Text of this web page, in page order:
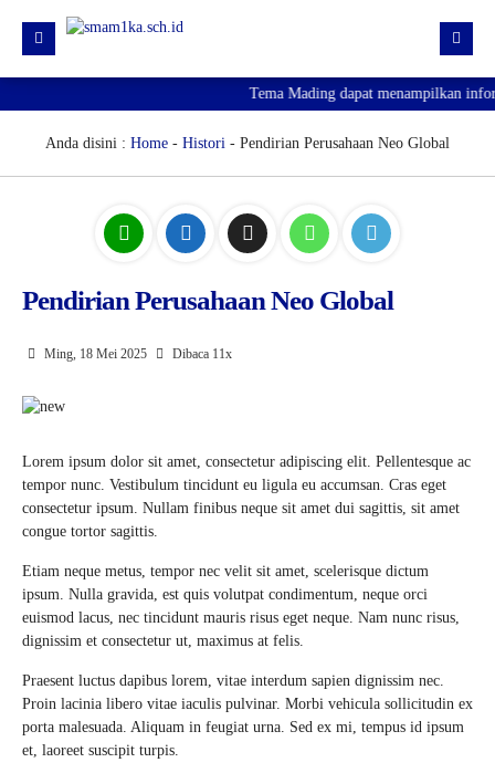
PROFIL
KURIKULUM
KESISWAAN
PJJ
PENGUMUMAN KELULUSAN
Tema Mading dapat menampilkan
Anda disini : Home - Histori - Pendirian Perusahaan Neo Global
Pendirian Perusahaan Neo Global
Ming, 18 Mei 2025 Dibaca 11x
Lorem ipsum dolor sit amet, consectetur adipiscing elit. Pellentesque ac
tempor nunc. Vestibulum tincidunt eu ligula eu accumsan. Cras eget
consectetur ipsum. Nullam finibus neque sit amet dui sagittis, sit amet
congue tortor sagittis.
Etiam neque metus, tempor nec velit sit amet, scelerisque dictum
ipsum. Nulla gravida, est quis volutpat condimentum, neque orci
euismod lacus, nec tincidunt mauris risus eget neque. Nam nunc risus,
dignissim et consectetur ut, maximus at felis.
Praesent luctus dapibus lorem, vitae interdum sapien dignissim nec.
Proin lacinia libero vitae iaculis pulvinar. Morbi vehicula sollicitudin ex
porta malesuada. Aliquam in feugiat urna. Sed ex mi, tempus id ipsum
et, laoreet suscipit turpis.